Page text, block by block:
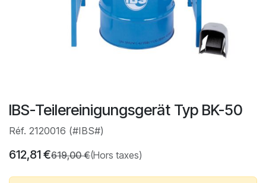
IBS-Teilereinigungsgerät Typ BK-50
Réf. 2120016 (#IBS#)
612,81€619,00€(Hors taxes)